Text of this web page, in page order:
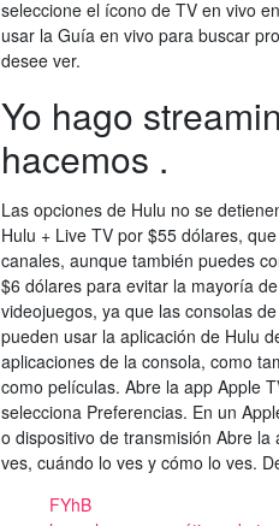
seleccione el ícono de TV en vivo
usar la Guía en vivo para buscar
desee ver.
Yo hago
hacemos .
Las opciones de Hulu no se
Hulu + Live TV por $55 dólares,
canales, aunque también puedes
$6 dólares para evitar la mayoría
videojuegos, ya que las consolas
pueden usar la aplicación de Hulu
aplicaciones de la consola, como
como películas. Abre la app Apple
selecciona Preferencias. En un
o dispositivo de transmisión Abre
ves, cuándo lo ves y cómo lo ves.
FYhB